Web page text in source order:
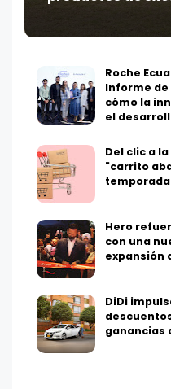
Roche
Informe
cómo la
el
Del clic a
"carrito
Hero
con una
expansión
DiDi
ganancias